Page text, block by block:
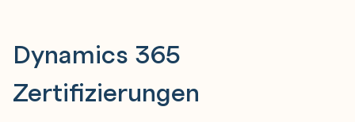
Dynamics 365
Zertifizierungen